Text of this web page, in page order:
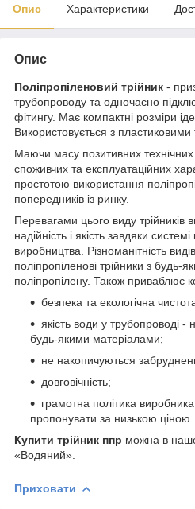
Опис Характеристики
Опис
Поліпропіленовий трійник -
трубопроводу та одночасно
фітингу. Має компактні розміри
Використовується з
Маючи масу позитивних
споживчих та експлуатаційних
простотою використання
попередників із ринку.
Перевагами цього виду трійників
надійність і якість завдяки
виробництва. Різноманітність
поліпропіленові трійники з будь-
поліпропілену. Також приваблює
безпека та екологічна
якість води у трубопроводі -
будь-якими матеріалами;
не накопичуються
довговічність;
грамотна політика
пропонувати за низькою ціною.
Купити трійник ппр можна в
«Водяний».
Приховати